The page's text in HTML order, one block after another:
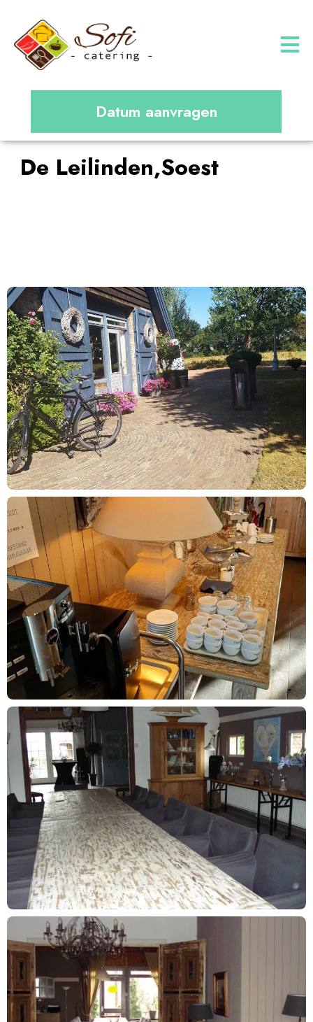
Datum aanvragen
De Leilinden,Soest